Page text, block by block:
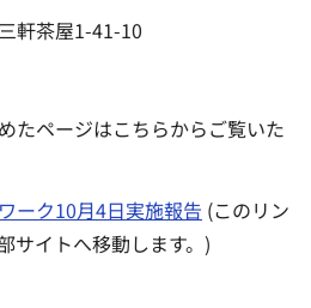
軒茶屋1-41-10
たページはこちらからご覧いた
ーク10月4日実施報告 (このリン
サイトへ移動します。)